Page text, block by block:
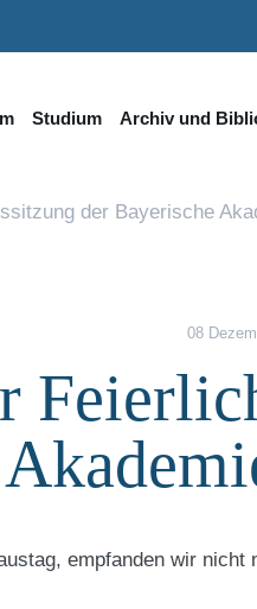
Studium Archiv und
der Bayerische
08
empfanden wir